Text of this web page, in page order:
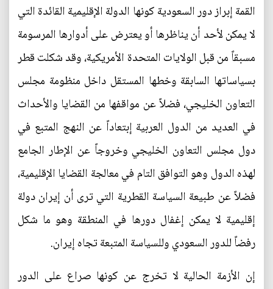
القمة إبراز دور السعودية كونها الدولة الإقليمية القائدة التي
لا يمكن لأحد أن يناظرها أو يعترض على أدوارها المرسومة
مسبقاً من قبل الولايات المتحدة الأمريكية، وقد شكلت قطر
بسياساتها السابقة وخطها المستقل داخل منظومة مجلس
التعاون الخليجي، فضلاً عن مواقفها من القضايا والأحداث
في العديد من الدول العربية إبتعاداً عن النهج المتبع في
دول مجلس التعاون الخليجي وخروجاً عن الإطار الجامع
لهذه الدول وهو التوافق التام في معالجة القضايا الإقليمية،
فضلاً عن طبيعة السياسة القطرية التي ترى أن إيران دولة
إقليمية لا يمكن إغفال دورها في المنطقة وهو ما شكل
رفضاً للدور السعودي وللسياسة المتبعة تجاه إيران.
إن الأزمة الحالية لا تخرج عن كونها صراع على الدور